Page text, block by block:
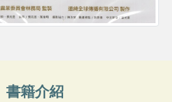
書籍介紹